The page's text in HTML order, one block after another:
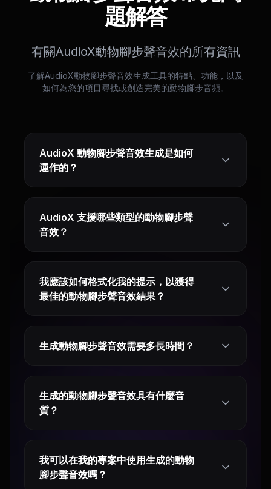
題解答
有關AudioX動物腳步聲音效的所有資訊
了解AudioX動物腳步聲音效生成工具的特點、功能，以及
如何為您的項目尋找或創造完美的動物腳步音頻。
AudioX 動物腳步聲音效生成是如何
運作的？
AudioX 支援哪些類型的動物腳步聲
音效？
我應該如何格式化我的提示，以獲得
最佳的動物腳步聲音效結果？
生成動物腳步聲音效需要多長時間？
生成的動物腳步聲音效具有什麼音
質？
我可以在我的專案中使用生成的動物
腳步聲音效嗎？